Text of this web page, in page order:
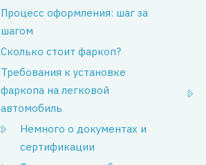
Процесс оформления: шаг за
шагом
Сколько стоит фаркоп?
Требования к установке
фаркопа на легковой
автомобиль
Немного о документах и
сертификации